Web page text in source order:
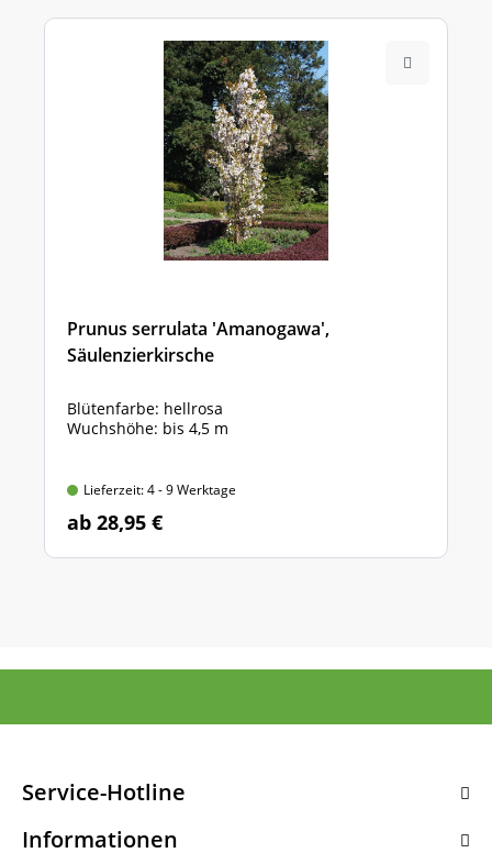
Prunus serrulata 'Amanogawa',
Säulenzierkirsche
Blütenfarbe: hellrosa
Wuchshöhe: bis 4,5 m
Lieferzeit: 4 - 9 Werktage
ab 28,95 €
Service-Hotline
Informationen